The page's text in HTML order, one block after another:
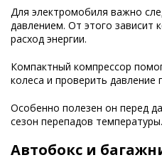
Для электромобиля важно
давлением. От этого зависит
расход энергии.
Компактный компрессор
колеса и проверить давление
Особенно полезен он перед
сезон перепадов температуры.
Автобокс и